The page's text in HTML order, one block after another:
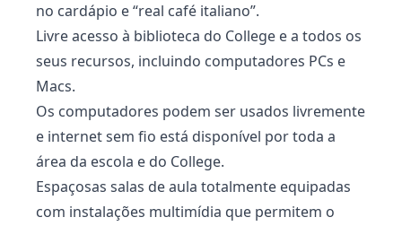
no cardápio e “real café italiano”.
Livre acesso à biblioteca do College e a todos os
seus recursos, incluindo computadores PCs e
Macs.
Os computadores podem ser usados livremente
e internet sem ﬁo está disponível por toda a
área da escola e do College.
Espaçosas salas de aula totalmente equipadas
com instalações multimídia que permitem o